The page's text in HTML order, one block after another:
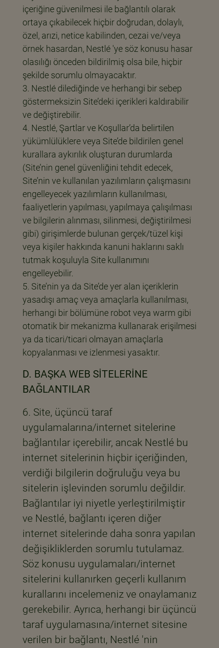
içeriğine güvenilmesi ile bağlantılı olarak
ortaya çıkabilecek hiçbir doğrudan, dolaylı,
özel, arızi, netice kabilinden, cezai ve/veya
örnek hasardan, Nestlé 'ye söz konusu hasar
olasılığı önceden bildirilmiş olsa bile, hiçbir
şekilde sorumlu olmayacaktır.
Nestlé dilediğinde ve herhangi bir sebep
göstermeksizin Site’deki içerikleri kaldırabilir
ve değiştirebilir.
Nestlé, Şartlar ve Koşullar’da belirtilen
yükümlülüklere veya Site’de bildirilen genel
kurallara aykırılık oluşturan durumlarda
(Site’nin genel güvenliğini tehdit edecek,
Site’nin ve kullanılan yazılımların çalışmasını
engelleyecek yazılımların kullanılması,
faaliyetlerin yapılması, yapılmaya çalışılması
ve bilgilerin alınması, silinmesi, değiştirilmesi
gibi) girişimlerde bulunan gerçek/tüzel kişi
veya kişiler hakkında kanuni haklarını saklı
tutmak koşuluyla Site kullanımını
engelleyebilir.
Site’nin ya da Site’de yer alan içeriklerin
yasadışı amaç veya amaçlarla kullanılması,
herhangi bir bölümüne robot veya warm gibi
otomatik bir mekanizma kullanarak erişilmesi
ya da ticari/ticari olmayan amaçlarla
kopyalanması ve izlenmesi yasaktır.
D. BAŞKA WEB SİTELERİNE
BAĞLANTILAR
6. Site, üçüncü taraf
uygulamalarına/internet sitelerine
bağlantılar içerebilir, ancak Nestlé bu
internet sitelerinin hiçbir içeriğinden,
verdiği bilgilerin doğruluğu veya bu
sitelerin işlevinden sorumlu değildir.
Bağlantılar iyi niyetle yerleştirilmiştir
ve Nestlé, bağlantı içeren diğer
internet sitelerinde daha sonra yapılan
değişikliklerden sorumlu tutulamaz.
Söz konusu uygulamaları/internet
sitelerini kullanırken geçerli kullanım
kurallarını incelemeniz ve onaylamanız
gerekebilir. Ayrıca, herhangi bir üçüncü
taraf uygulamasına/internet sitesine
verilen bir bağlantı, Nestlé 'nin